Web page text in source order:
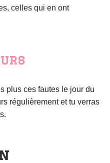
celles qui en ont
plus ces fautes le jour du
régulièrement et tu verras